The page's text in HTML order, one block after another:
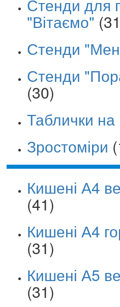
Стенди для
"Вітаємо"
Стенди
Стенди
(30)
Таблички на
Зростоміри
Кишені А4
(41)
Кишені А4
(31)
Кишені А5
(31)